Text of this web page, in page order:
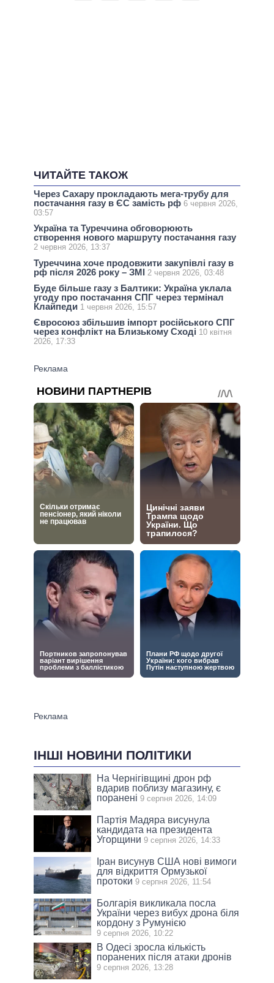
ЧИТАЙТЕ ТАКОЖ
Через Сахару прокладають мега-трубу для
постачання газу в ЄС замість рф 6 червня 2026,
03:57
Україна та Туреччина обговорюють
створення нового маршруту постачання газу
2 червня 2026, 13:37
Туреччина хоче продовжити закупівлі газу в
рф після 2026 року – ЗМІ 2 червня 2026, 03:48
Буде більше газу з Балтики: Україна уклала
угоду про постачання СПГ через термінал
Клайпеди 1 червня 2026, 15:57
Євросоюз збільшив імпорт російського СПГ
через конфлікт на Близькому Сході 10 квітня
2026, 17:33
ІНШІ НОВИНИ ПОЛІТИКИ
На Чернігівщині дрон рф
вдарив поблизу магазину, є
поранені 9 серпня 2026, 14:09
Партія Мадяра висунула
кандидата на президента
Угорщини 9 серпня 2026, 14:33
Іран висунув США нові вимоги
для відкриття Ормузької
протоки 9 серпня 2026, 11:54
Болгарія викликала посла
України через вибух дрона біля
кордону з Румунією
9 серпня 2026, 10:22
В Одесі зросла кількість
поранених після атаки дронів
9 серпня 2026, 13:28